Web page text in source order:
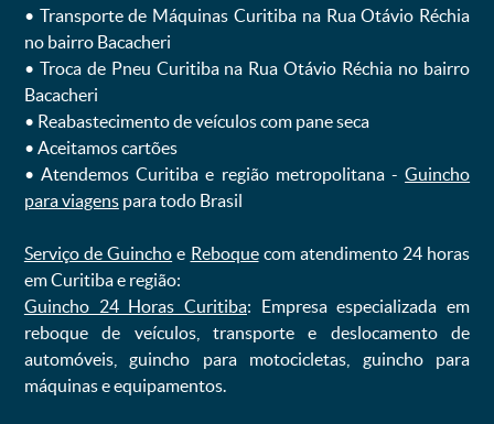
ㅤㅤ• Transporte de Máquinas Curitiba na Rua Otávio Réchia
no bairro Bacacheri
ㅤㅤ• Troca de Pneu Curitiba na Rua Otávio Réchia no bairro
Bacacheri
ㅤㅤ• Reabastecimento de veículos com pane seca
ㅤㅤ• Aceitamos cartões
ㅤㅤ• Atendemos Curitiba e região metropolitana -Guincho
para viagenspara todo Brasil
Serviço de Guincho e Reboquecom atendimento 24 horas
em Curitiba e região:
Guincho 24 Horas Curitiba: Empresa especializada em
reboque de veículos, transporte e deslocamento de
automóveis, guincho para motocicletas, guincho para
máquinas e equipamentos.